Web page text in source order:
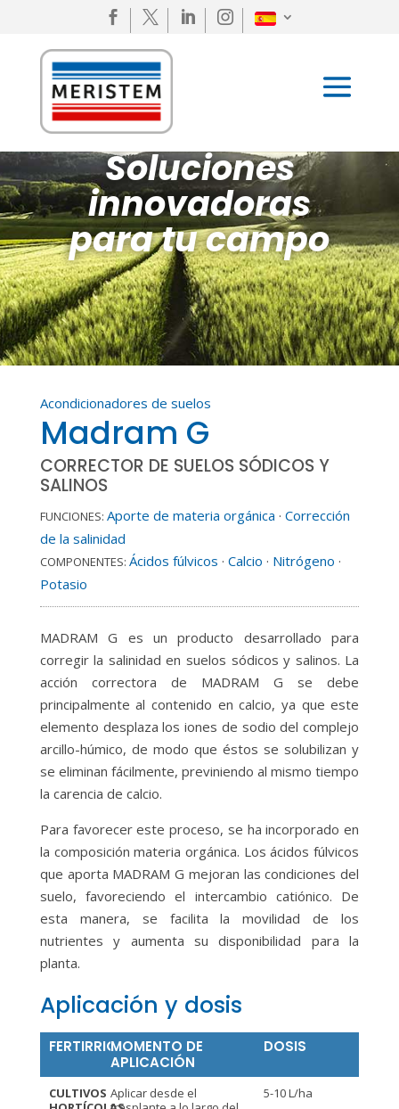
   
Soluciones
innovadoras
para tu campo
Acondicionadores de suelos
Madram G
CORRECTOR DE SUELOS SÓDICOS Y
SALINOS
FUNCIONES: Aporte de materia orgánica · Corrección
de la salinidad
COMPONENTES: Ácidos fúlvicos · Calcio · Nitrógeno ·
Potasio
MADRAM G es un producto desarrollado para
corregir la salinidad en suelos sódicos y salinos. La
acción correctora de MADRAM G se debe
principalmente al contenido en calcio, ya que este
elemento desplaza los iones de sodio del complejo
arcillo-húmico, de modo que éstos se solubilizan y
se eliminan fácilmente, previniendo al mismo tiempo
la carencia de calcio.
Para favorecer este proceso, se ha incorporado en
la composición materia orgánica. Los ácidos fúlvicos
que aporta MADRAM G mejoran las condiciones del
suelo, favoreciendo el intercambio catiónico. De
esta manera, se facilita la movilidad de los
nutrientes y aumenta su disponibilidad para la
planta.
Aplicación y dosis
FERTIRRIGACIÓN
MOMENTO DE
APLICACIÓN
DOSIS
CULTIVOS Aplicar desde el
5-10 L/ha